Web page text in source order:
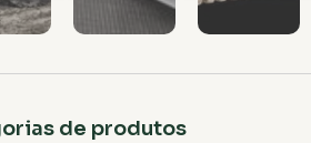
de produtos